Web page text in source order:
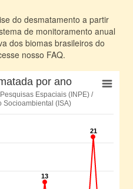
do desmatamento a partir
de monitoramento anual
dos biomas brasileiros do
nosso FAQ.